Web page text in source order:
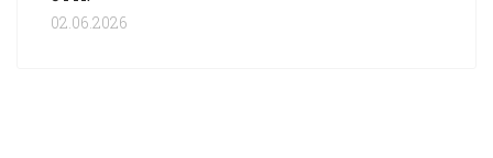
02.06.2026